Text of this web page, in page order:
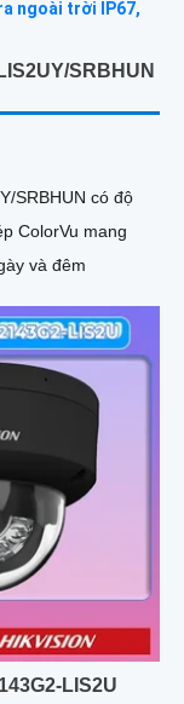
SRBHUN
SRBHUN có độ
ColorVu mang
và đêm
LIS2U